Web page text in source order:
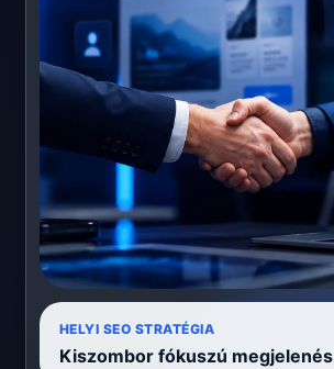
HELYI SEO STRATÉGIA
Kiszombor fókuszú megjelenés